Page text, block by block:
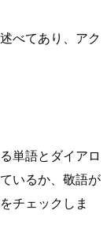
べてあり、アク
単語とダイアロ
いるか、敬語が
チェックしま